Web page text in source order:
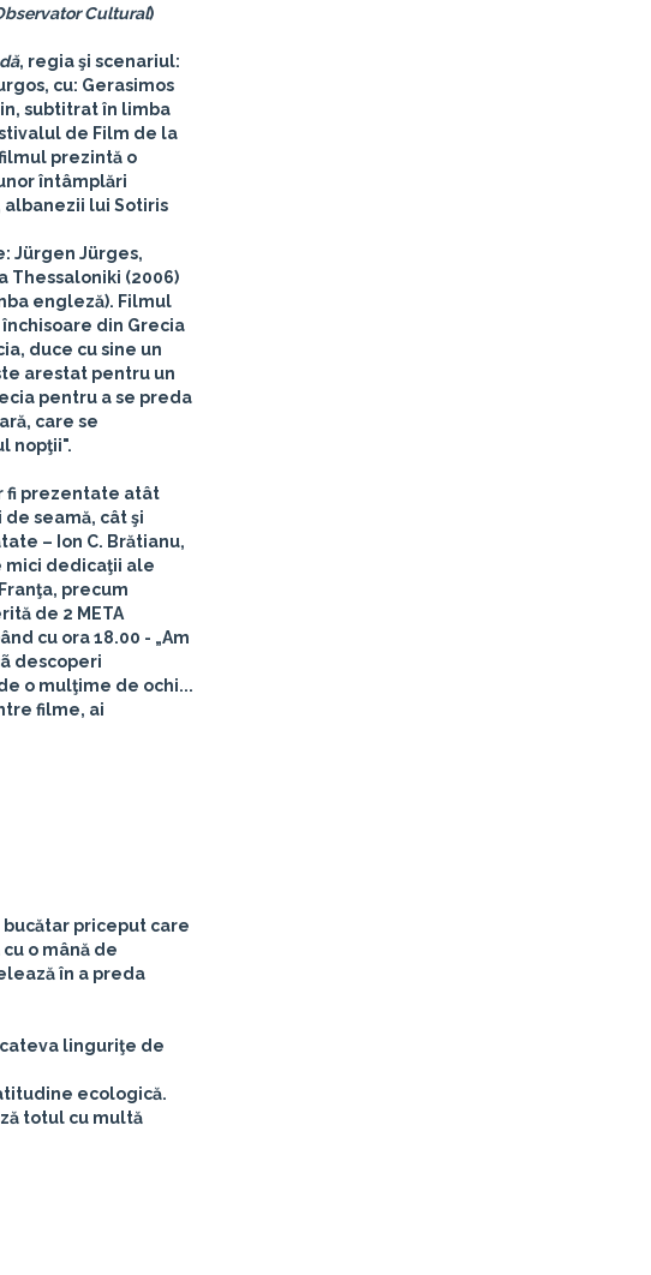
Cultural)
, regia şi scenariul:
cu: Gerasimos
subtitrat în limba
de Film de la
prezintă o
întâmplări
lui Sotiris
Jürgen Jürges,
Thessaloniki (2006)
engleză). Filmul
din Grecia
duce cu sine un
arestat pentru un
pentru a se preda
care se
nopţii".
fi prezentate atât
seamă, cât şi
– Ion C. Brătianu,
mici dedicaţii ale
precum
de 2 META
cu ora 18.00 - „Am
descoperi
o mulţime de ochi...
filme, ai
priceput care
o mână de
în a preda
cateva linguriţe de
ecologică.
totul cu multă